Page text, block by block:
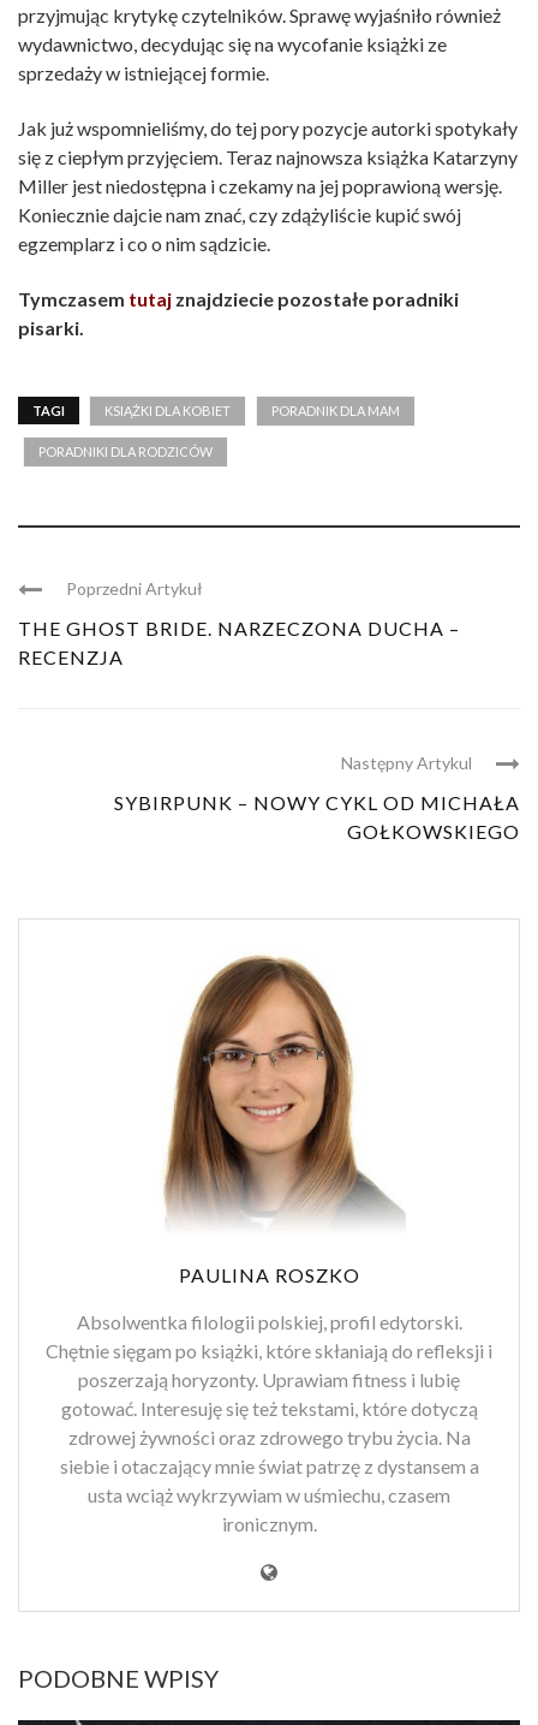
przyjmując krytykę czytelników. Sprawę wyjaśniło również
wydawnictwo, decydując się na wycofanie książki ze
sprzedaży w istniejącej formie.
Jak już wspomnieliśmy, do tej pory pozycje autorki spotykały
się z ciepłym przyjęciem. Teraz najnowsza książka Katarzyny
Miller jest niedostępna i czekamy na jej poprawioną wersję.
Koniecznie dajcie nam znać, czy zdążyliście kupić swój
egzemplarz i co o nim sądzicie.
Tymczasem tutaj znajdziecie pozostałe poradniki
pisarki.
TAGI KSIĄŻKI DLA KOBIET PORADNIK DLA MAM
PORADNIKI DLA RODZICÓW
Poprzedni Artykuł
THE GHOST BRIDE. NARZECZONA DUCHA –
RECENZJA
Następny Artykul
SYBIRPUNK – NOWY CYKL OD MICHAŁA
GOŁKOWSKIEGO
PAULINA ROSZKO
Absolwentka filologii polskiej, profil edytorski.
Chętnie sięgam po książki, które skłaniają do refleksji i
poszerzają horyzonty. Uprawiam fitness i lubię
gotować. Interesuję się też tekstami, które dotyczą
zdrowej żywności oraz zdrowego trybu życia. Na
siebie i otaczający mnie świat patrzę z dystansem a
usta wciąż wykrzywiam w uśmiechu, czasem
ironicznym.
PODOBNE WPISY